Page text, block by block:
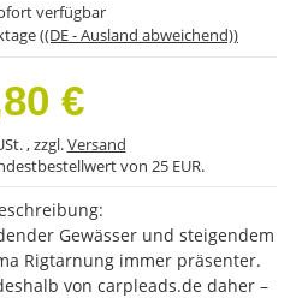
verfügbar
((DE - Ausland abweichend))
€
, zzgl.Versand
von 25 EUR.
Gewässer und steigendem
Rigtarnung immer präsenter.
von carpleads.de daher –